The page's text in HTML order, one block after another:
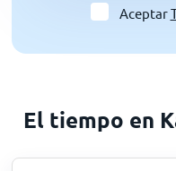
Aceptar
El tiempo en